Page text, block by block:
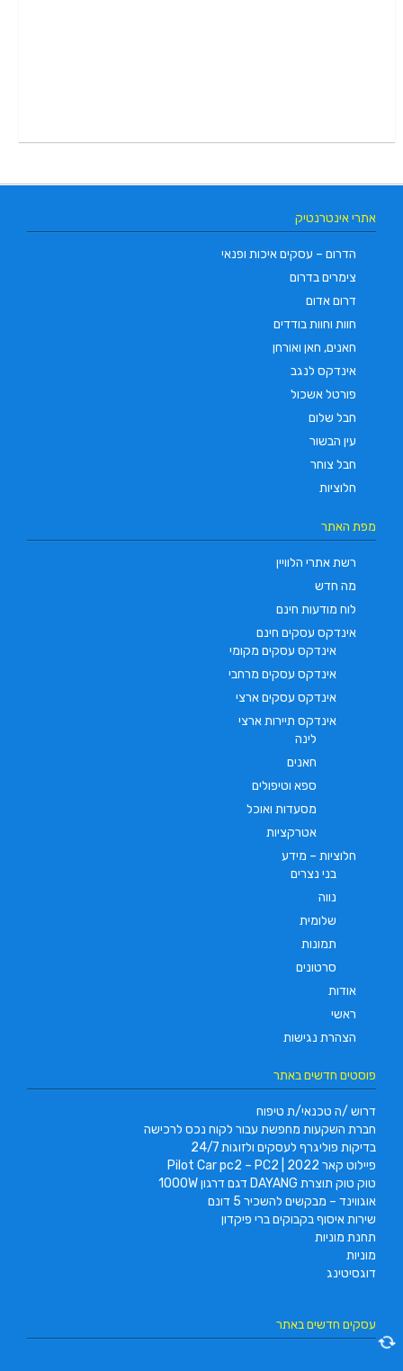
אתרי אינטרנטיק
הדרום – עסקים איכות ופנאי
צימרים בדרום
דרום אדום
חוות וחוות בודדים
חאנים, חאן ואורחן
אינדקס לנגב
פורטל אשכול
חבל שלום
עין הבשור
חבל צוחר
חלוציות
מפת האתר
רשת אתרי הלוויין
מה חדש
לוח מודעות חינם
אינדקס עסקים חינם
אינדקס עסקים מקומי
אינדקס עסקים מרחבי
אינדקס עסקים ארצי
אינדקס תיירות ארצי
לינה
חאנים
ספא וטיפולים
מסעדות ואוכל
אטרקציות
חלוציות – מידע
בני נצרים
נווה
שלומית
תמונות
סרטונים
אודות
ראשי
הצהרת נגישות
פוסטים חדשים באתר
דרוש /ה טכנאי/ת טיפוח
חברת השקעות מחפשת עבור לקוח נכס לרכישה
בדיקות פוליגרף לעסקים ולזוגות 24/7
פיילוט קאר 2022 | Pilot Car pc2 – PC2
טוק טוק תוצרת DAYANG דגם דרגון 1000W
אוגווינד – מבקשים להשכיר 5 דונם
שירות איסוף בקבוקים ברי פיקדון
תחנת מוניות
מוניות
דוגסיטינג
עסקים חדשים באתר